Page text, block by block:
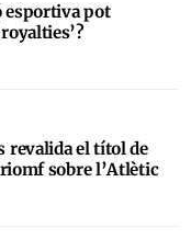
esportiva pot
revalida el títol de
sobre l’Atlètic